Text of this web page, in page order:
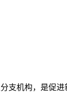
支机构，是促